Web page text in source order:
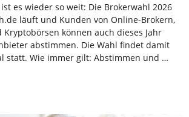
es wieder so weit: Die Brokerwahl 2026
läuft und Kunden von Online-Brokern,
Kryptobörsen können auch dieses Jahr
abstimmen. Die Wahl findet damit
statt. Wie immer gilt: Abstimmen und …